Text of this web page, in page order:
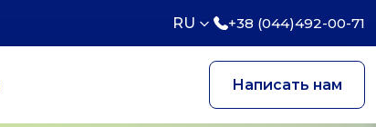
RU +38 (044)492-00-71
Написать нам